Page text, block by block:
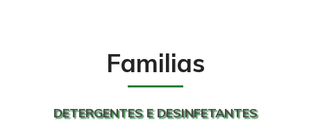
Familias
DETERGENTES E DESINFETANTES